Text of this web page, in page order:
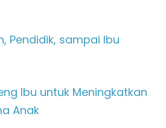
Pendidik, sampai Ibu
Ibu untuk Meningkatkan
Anak